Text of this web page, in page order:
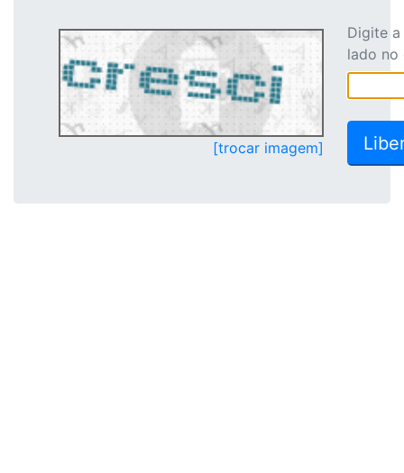
[trocar imagem]
Digite
lado no